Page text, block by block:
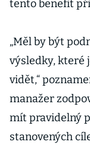
tento benefit
„Měl by být
výsledky, které
vidět,“
manažer
mít pravidelný
stanovených